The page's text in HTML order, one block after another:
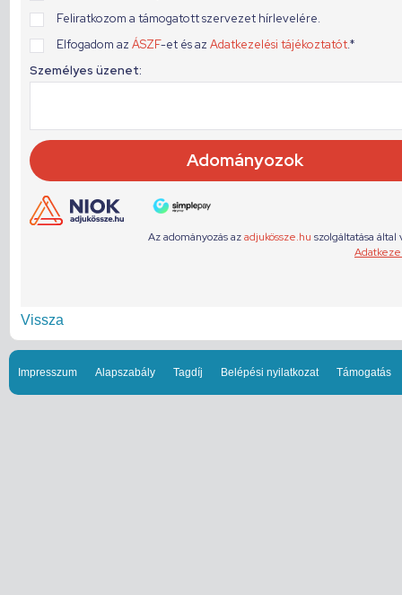
Vissza
Impresszum Alapszabály Tagdíj Belépési nyilatkozat Támogatás